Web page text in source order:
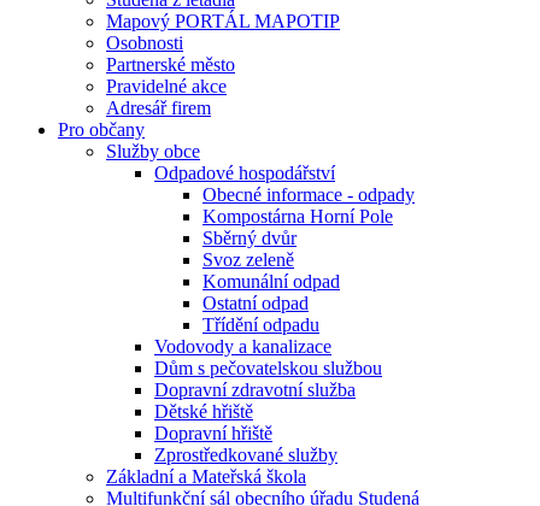
Mapový PORTÁL MAPOTIP
Osobnosti
Partnerské město
Pravidelné akce
Adresář firem
Pro občany
Služby obce
Odpadové hospodářství
Obecné informace - odpady
Kompostárna Horní Pole
Sběrný dvůr
Svoz zeleně
Komunální odpad
Ostatní odpad
Třídění odpadu
Vodovody a kanalizace
Dům s pečovatelskou službou
Dopravní zdravotní služba
Dětské hřiště
Dopravní hřiště
Zprostředkované služby
Základní a Mateřská škola
Multifunkční sál obecního úřadu Studená